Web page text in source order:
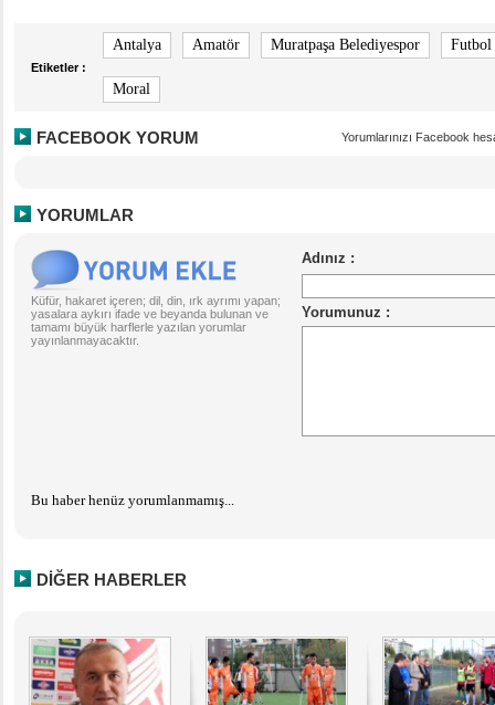
Etiketler :
Antalya Amatör Muratpaşa Belediyespor Futbol
Moral
FACEBOOK YORUM Yorumlarınızı Facebook
YORUMLAR
Küfür, hakaret içeren; dil, din, ırk ayrımı yapan;
yasalara aykırı ifade ve beyanda bulunan ve
tamamı büyük harflerle yazılan yorumlar
yayınlanmayacaktır.
Bu haber henüz yorumlanmamış...
DİĞER HABERLER